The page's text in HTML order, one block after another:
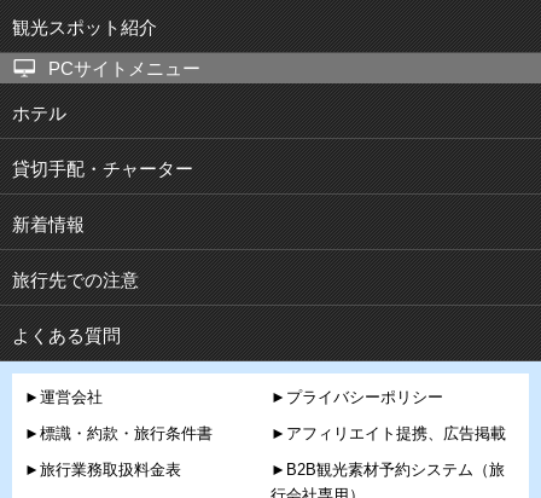
観光スポット紹介
PCサイトメニュー
ホテル
貸切手配・チャーター
新着情報
旅行先での注意
よくある質問
►運営会社
►標識・約款・旅行条件書
►旅行業務取扱料金表
►プライバシーポリシー
►アフィリエイト提携、広告掲載
►B2B観光素材予約システム（旅